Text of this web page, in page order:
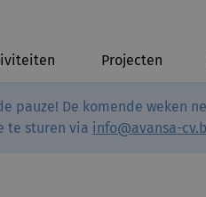
Projecten
pauze! De komende weken
te sturen via info@avansa-